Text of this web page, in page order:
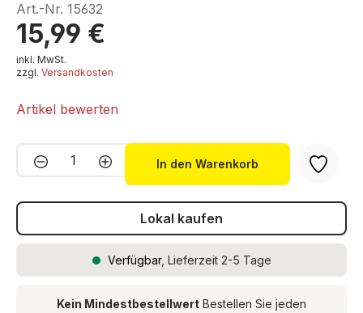
Art.-Nr. 15632
15,99 €
inkl. MwSt.
zzgl. Versandkosten
Artikel bewerten
Produkt Anzahl: Gib den
In den Warenkorb
Lokal kaufen
Verfügbar, Lieferzeit 2-5 Tage
Kein Mindestbestellwert Bestellen Sie jeden